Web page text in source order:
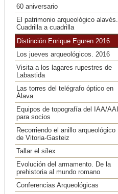
60 aniversario
El patrimonio arqueológico alavés.
Cuadrilla a cuadrilla
Distinción Enrique Eguren 2016
Los jueves arqueológicos. 2016
Visita a los lagares rupestres de
Labastida
Las torres del telégrafo óptico en
Álava
Equipos de topografía del IAA/AAI
para socios
Recorriendo el anillo arqueológico
de Vitoria-Gasteiz
Tallar el sílex
Evolución del armamento. De la
prehistoria al mundo romano
Conferencias Arqueológicas